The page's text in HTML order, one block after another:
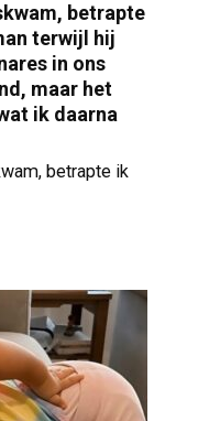
betrapte
terwijl hij
in ons
maar het
ik daarna
betrapte ik